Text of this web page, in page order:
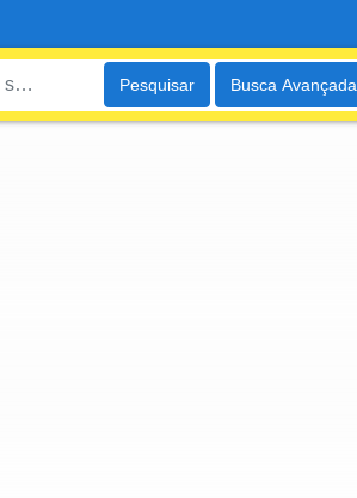
Pesquisar Busca Avançada